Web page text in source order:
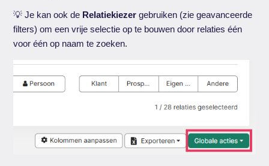
💡 Je kan ook de Relatiekiezer gebruiken (zie geavanceerde
filters) om een vrije selectie op te bouwen door relaties één
voor één op naam te zoeken.